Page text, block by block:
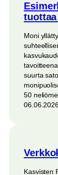
Moni
suurta
50
Kasvisten